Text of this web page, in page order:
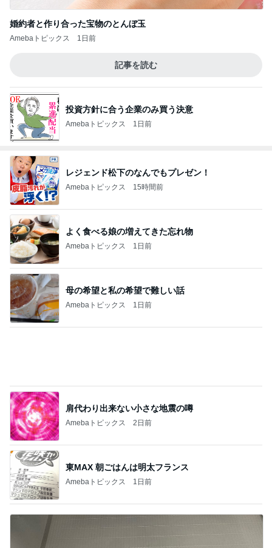
婚約者と作り合った宝物のとんぼ玉
Amebaトピックス 1日前
記事を読む
投資方針に合う企業のみ買う決意
Amebaトピックス 1日前
レジェンド松下のなんでもプレゼン！
Amebaトピックス 15時間前
よく食べる娘の増えてきた忘れ物
Amebaトピックス 1日前
母の希望と私の希望で難しい話
Amebaトピックス 1日前
肩代わり出来ない小さな地震の噂
Amebaトピックス 2日前
東MAX 朝ごはんは明太フランス
Amebaトピックス 1日前